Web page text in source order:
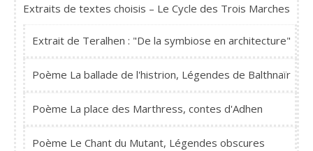
Extraits de textes choisis – Le Cycle des Trois Marches
Extrait de Teralhen : "De la symbiose en architecture"
Poème La ballade de l'histrion, Légendes de Balthnaïr
Poème La place des Marthress, contes d'Adhen
Poème Le Chant du Mutant, Légendes obscures